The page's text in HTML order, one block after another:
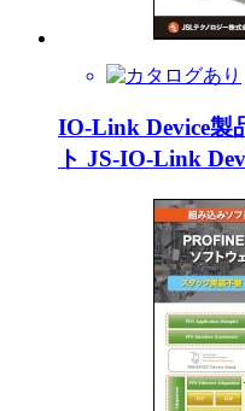
IO-Link Device製
ト JS-IO-Link